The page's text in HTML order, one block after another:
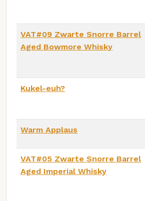
VAT#09 Zwarte Snorre Barrel
Aged Bowmore Whisky
Kukel-euh?
Warm Applaus
VAT#05 Zwarte Snorre Barrel
Aged Imperial Whisky